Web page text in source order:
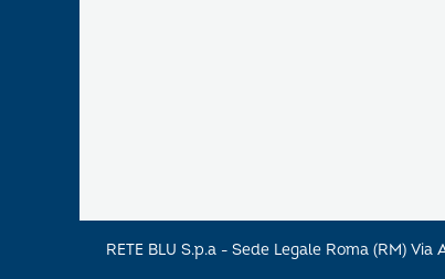
RETE BLU S.p.a - Sede Legale Roma (RM)